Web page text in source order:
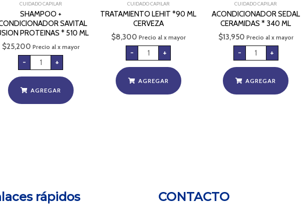
CUIDADO CAPILAR
SHAMPOO +
SAVITAL
PROTEINAS * 510 ML
$25,200 Precio al x mayor
- +
AGREGAR
CUIDADO CAPILAR
TRATAMIENTO LEHIT *90 ML
CERVEZA
$8,300 Precio al x mayor
- +
AGREGAR
CUIDADO CAPILAR
ACONDICIONADOR SEDAL
CERAMIDAS * 340 ML
$13,950 Precio al x mayor
- +
AGREGAR
rápidos CONTACTO